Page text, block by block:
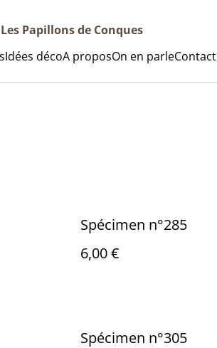
Les Papillons de Conques
Idées décoA proposOn en parleContact
Spécimen n°285
6,00 €
Spécimen n°305